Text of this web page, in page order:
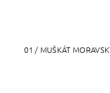
01 / MUŠKÁT